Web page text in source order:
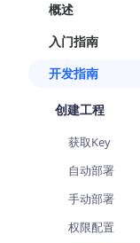
查看全部文档
服务支持
查看全部文档
产品定价
概述
入门指南
开发指南
创建工程
获取Key
自动部署
手动部署
权限配置